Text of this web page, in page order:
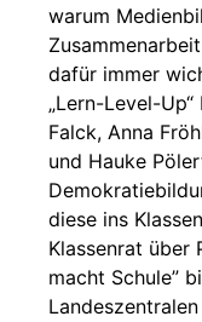
warum
dafür immer
„Lern-Level-
Falck, Anna
und Hauke
diese ins
Klassenrat über
macht Schule”